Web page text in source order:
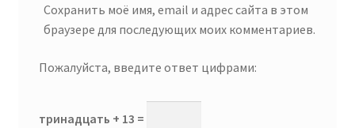
Сохранить моё имя, email и адрес сайта в этом
браузере для последующих моих комментариев.
Пожалуйста, введите ответ цифрами:
тринадцать + 13 =